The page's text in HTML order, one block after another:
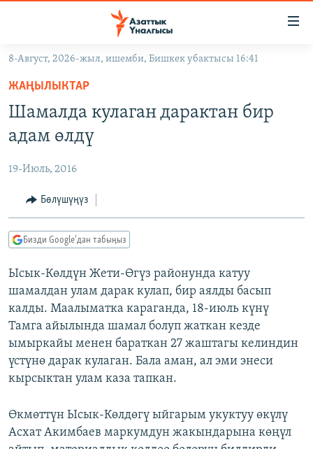
Навигацияга
өтүңүз
Издөөгө
салыңыз
ЭКОНОМИКА
МАДАНИЯТ
БОРБОР АЗИЯ
АТАЙЫН ИЛИКТӨӨ
ТВ ПРОГРАММАЛАР
ЭКСПЕРТТЕР ТАЛДАЙТ
БИЗ ЖАНА ДҮЙНӨ
ДАНИСТЕ
ЭЖЕ-СИҢДИЛЕР
АЗАТТЫК+
ЫҢГАЙСЫЗ СУРООЛОР
ӨЗГӨЧӨ ПИКИР
Русский
ОНЛАЙН ШЕРИНЕ
ЭЕ/АРнун бардык сайттары
8-Август, 2026-жыл, ишемби, Бишкек убактысы 16:41
ЖАҢЫЛЫКТАР
Шамалда кулаган дарактан бир
адам өлдү
19-Июль, 2016
Бөлүшүңүз
Бизди Google'дан табыңыз
Ысык-Көлдүн Жети-Өгүз районунда катуу
шамалдан улам дарак кулап, бир аялды басып
калды. Маалыматка караганда, 18-июль күнү
Тамга айылында шамал болуп жаткан кезде
ымыркайы менен бараткан 27 жаштагы келиндин
үстүнө дарак кулаган. Бала аман, ал эми энеси
кырсыктан улам каза тапкан.
Өкмөттүн Ысык-Көлдөгү ыйгарым укуктуу өкүлү
Асхат Акимбаев маркумдун жакындарына көңүл